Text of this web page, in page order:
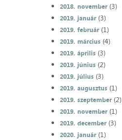
2018. november(3)
2019. január(3)
2019. február(1)
2019. március(4)
2019. április(3)
2019. június(2)
2019. július(3)
2019. augusztus(1)
2019. szeptember(2)
2019. november(1)
2019. december(3)
2020. január(1)